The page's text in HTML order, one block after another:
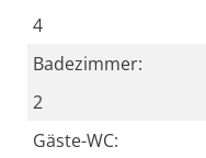
4
Badezimmer:
2
Gäste-WC: